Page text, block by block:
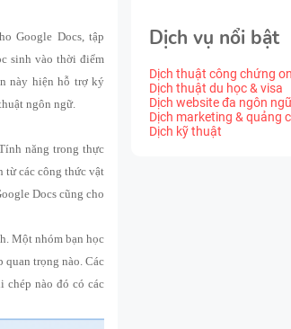
Google Docs, tập
sinh vào thời điểm
này hiện hỗ trợ ký
ngôn ngữ.
năng trong thực
từ các công thức vật
Docs cũng cho
Một nhóm bạn học
quan trọng nào. Các
chép nào đó có các
Dịch vụ nổi bật
Dịch thuật công chứng
Dịch thuật du học & visa
Dịch website đa ngôn
Dịch marketing & quảng
Dịch kỹ thuật